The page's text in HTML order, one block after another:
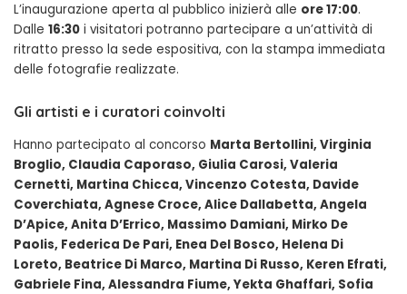
L’inaugurazione aperta al pubblico inizierà alle ore 17:00.
Dalle 16:30 i visitatori potranno partecipare a un’attività di
ritratto presso la sede espositiva, con la stampa immediata
delle fotografie realizzate.
Gli artisti e i curatori coinvolti
Hanno partecipato al concorso Marta Bertollini, Virginia
Broglio, Claudia Caporaso, Giulia Carosi, Valeria
Cernetti, Martina Chicca, Vincenzo Cotesta, Davide
Coverchiata, Agnese Croce, Alice Dallabetta, Angela
D’Apice, Anita D’Errico, Massimo Damiani, Mirko De
Paolis, Federica De Pari, Enea Del Bosco, Helena Di
Loreto, Beatrice Di Marco, Martina Di Russo, Keren Efrati,
Gabriele Fina, Alessandra Fiume, Yekta Ghaffari, Sofia